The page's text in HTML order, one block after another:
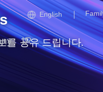
English
IR
를 공유 드립니다.